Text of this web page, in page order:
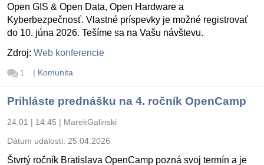
Open GIS & Open Data, Open Hardware a
Kyberbezpečnosť. Vlastné príspevky je možné registrovať
do 10. júna 2026. Tešíme sa na Vašu návštevu.
Zdroj: Web konferencie
1 | Komunita
Prihláste prednášku na 4. ročník OpenCamp
24.01 | 14:45 | MarekGalinski
Dátum udalosti: 25.04.2026
Štvrtý ročník Bratislava OpenCamp pozná svoj termín a je